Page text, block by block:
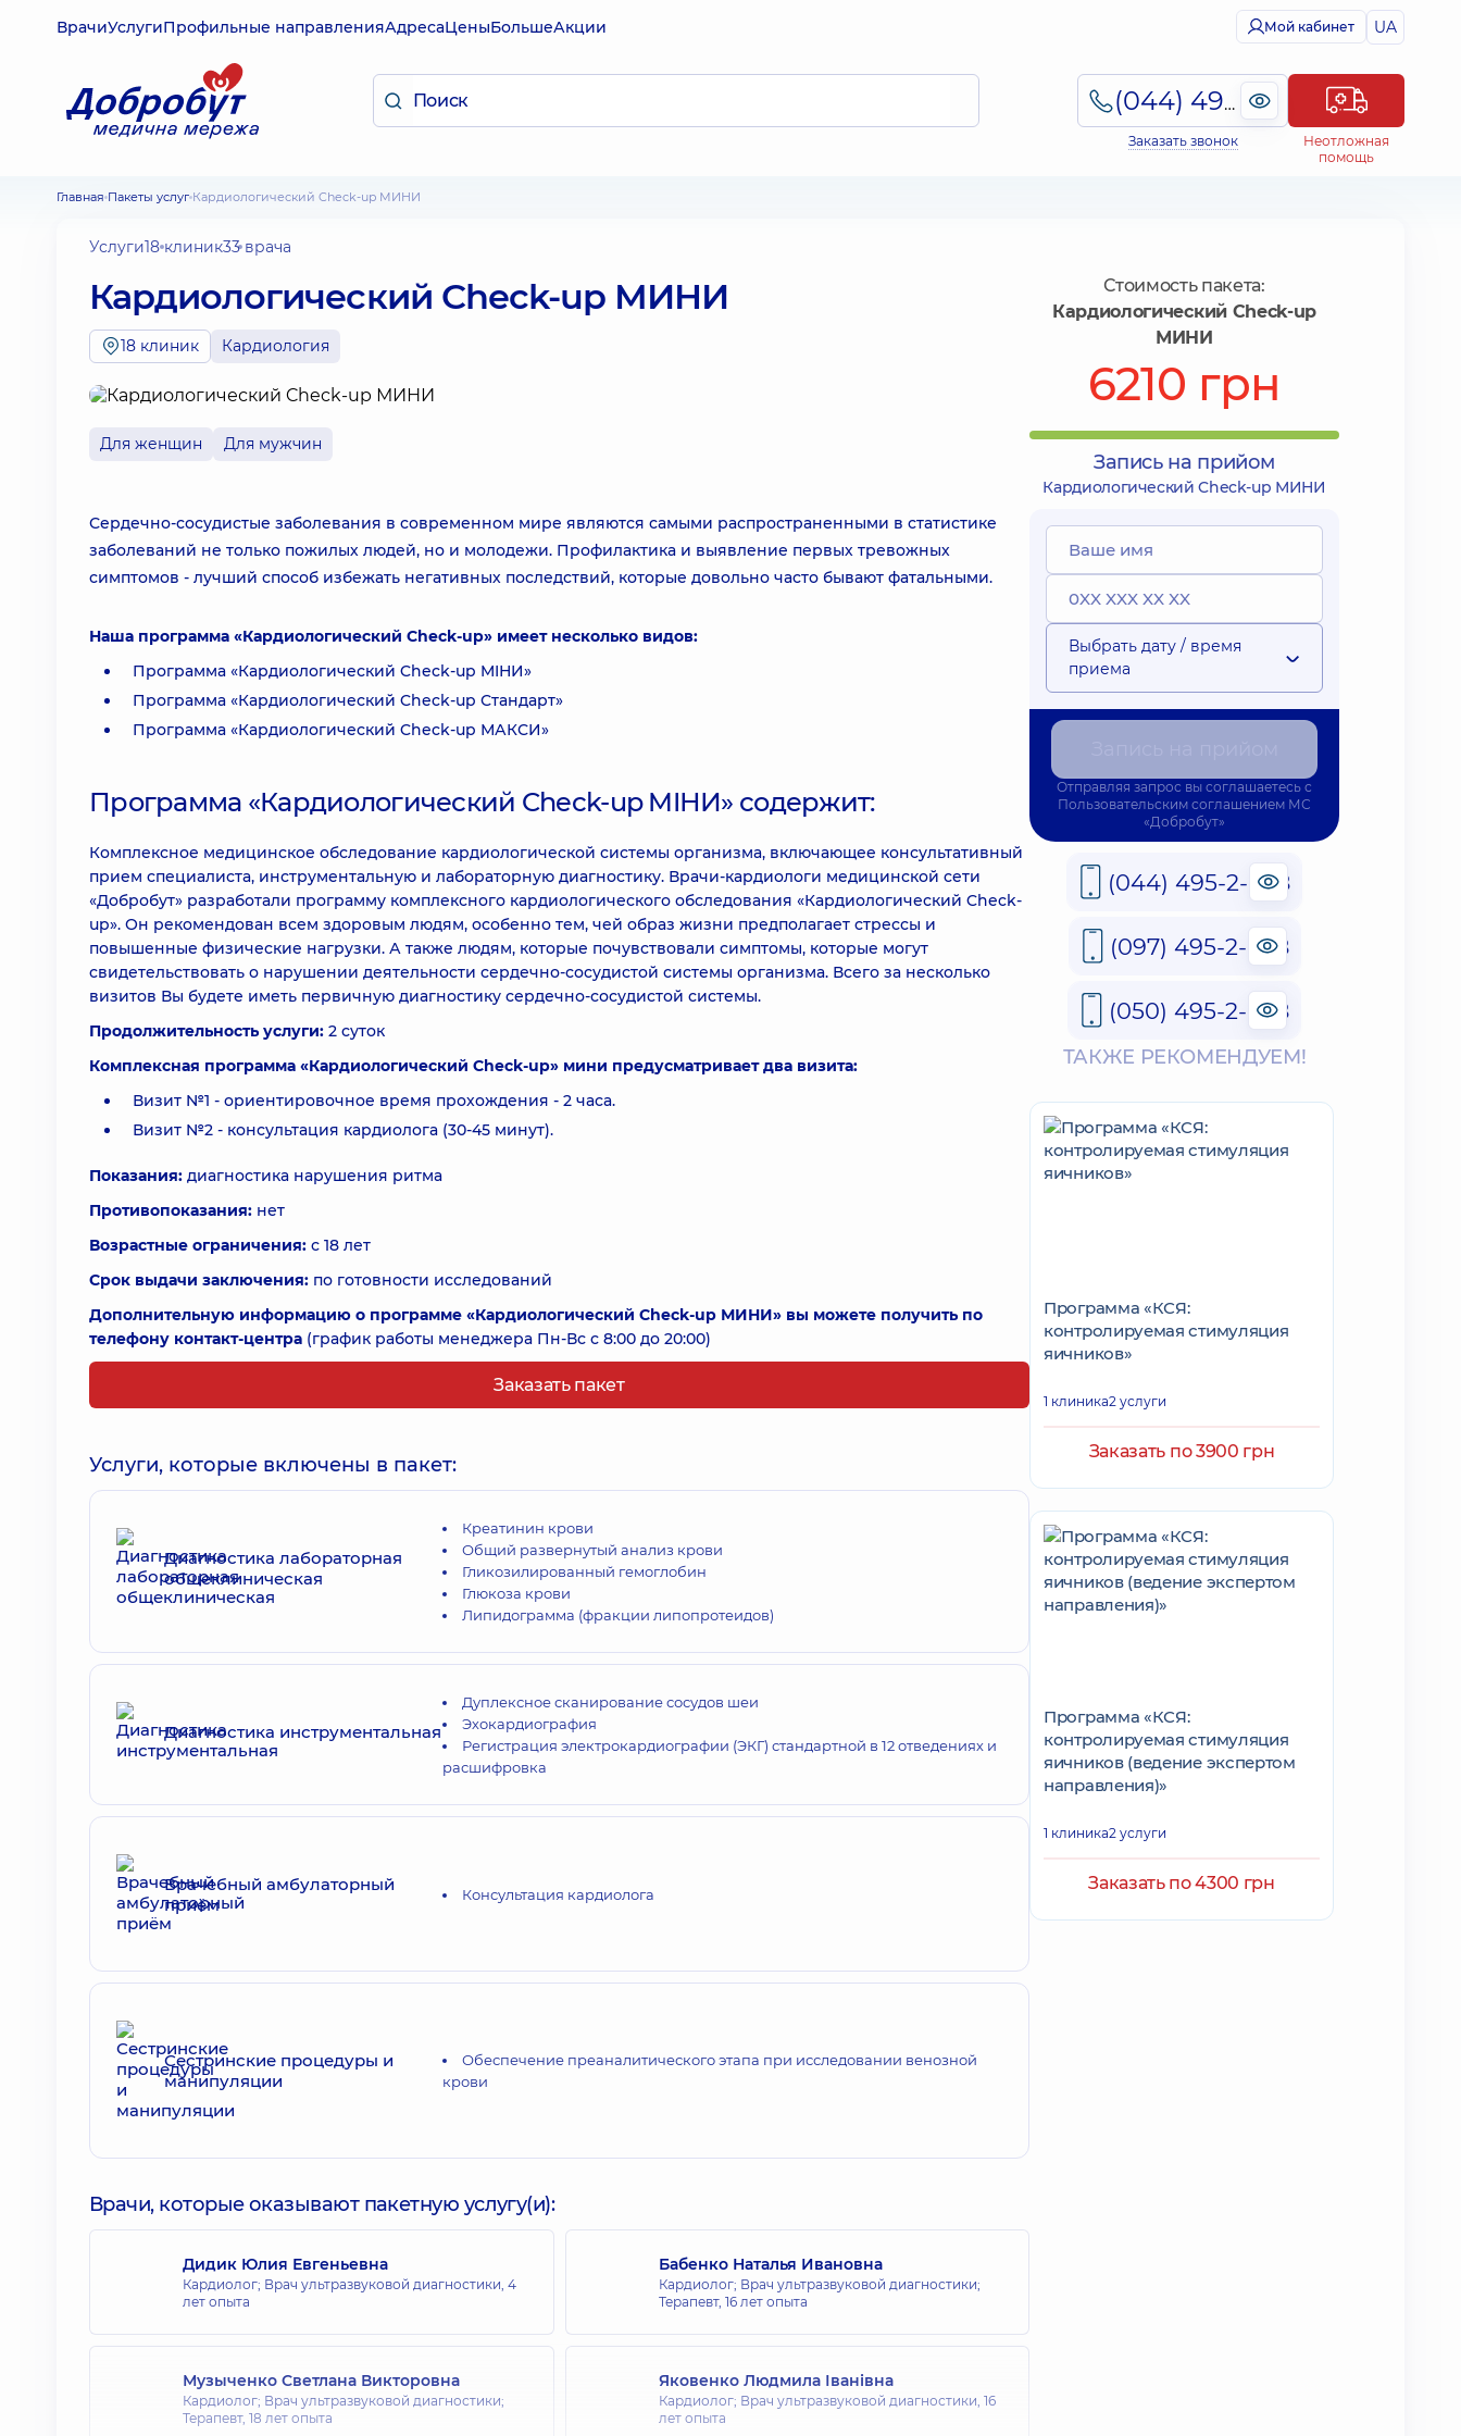
ВрачиУслугиПрофильные направленияАдресаЦеныБольшеАкции Мой кабинет UA
(044) 495-2-888
Заказать звонок
Неотложная
помощь
Главная Пакеты услуг Кардиологический Check-up МИНИ
Услуги18 клиник33 врача
Кардиологический Check-up МИНИ
18 клиник Кардиология
Для женщин Для мужчин
Сердечно-сосудистые заболевания в современном мире являются самыми распространенными в статистике
заболеваний не только пожилых людей, но и молодежи. Профилактика и выявление первых тревожных
симптомов - лучший способ избежать негативных последствий, которые довольно часто бывают фатальными.
Наша программа «Кардиологический Check-up» имеет несколько видов:
Программа «Кардиологический Check-up MIНИ»
Программа «Кардиологический Check-up Стандарт»
Программа «Кардиологический Check-up МАКСИ»
Программа «Кардиологический Check-up MIНИ» содержит:
Комплексное медицинское обследование кардиологической системы организма, включающее консультативный
прием специалиста, инструментальную и лабораторную диагностику. Врачи-кардиологи медицинской сети
«Добробут» разработали программу комплексного кардиологического обследования «Кардиологический Check-
up». Он рекомендован всем здоровым людям, особенно тем, чей образ жизни предполагает стрессы и
повышенные физические нагрузки. А также людям, которые почувствовали симптомы, которые могут
свидетельствовать о нарушении деятельности сердечно-сосудистой системы организма. Всего за несколько
визитов Вы будете иметь первичную диагностику сердечно-сосудистой системы.
Продолжительность услуги: 2 суток
Комплексная программа «Кардиологический Check-up» мини предусматривает два визита:
Визит №1 - ориентировочное время прохождения - 2 часа.
Визит №2 - консультация кардиолога (30-45 минут).
Показания: диагностика нарушения ритма
Противопоказания: нет
Возрастные ограничения: с 18 лет
Срок выдачи заключения: по готовности исследований
Дополнительную информацию о программе «Кардиологический Check-up МИНИ» вы можете получить по
телефону контакт-центра (график работы менеджера Пн-Вс с 8:00 до 20:00)
Заказать пакет
Услуги, которые включены в пакет:
Диагностика лабораторная
общеклиническая
Креатинин крови
Общий развернутый анализ крови
Гликозилированный гемоглобин
Глюкоза крови
Липидограмма (фракции липопротеидов)
Диагностика инструментальная
Дуплексное сканирование сосудов шеи
Эхокардиография
Регистрация электрокардиографии (ЭКГ) стандартной в 12 отведениях и
расшифровка
Врачебный амбулаторный
приём
Консультация кардиолога
Сестринские процедуры и
манипуляции
Обеспечение преаналитического этапа при исследовании венозной
крови
Врачи, которые оказывают пакетную услугу(и):
Дидик Юлия Евгеньевна
Кардиолог; Врач ультразвуковой диагностики, 4
лет опыта
Бабенко Наталья Ивановна
Кардиолог; Врач ультразвуковой диагностики;
Терапевт, 16 лет опыта
Музыченко Светлана Викторовна
Кардиолог; Врач ультразвуковой диагностики;
Терапевт, 18 лет опыта
Яковенко Людмила Іванівна
Кардиолог; Врач ультразвуковой диагностики, 16
лет опыта
Стоимость пакета:
Кардиологический Check-up
МИНИ
6210 грн
Запись на прийом
Кардиологический Check-up МИНИ
Выбрать дату / время
приема
Отправляя запрос вы соглашаетесь с
Пользовательским соглашением МС
«Добробут»
(044) 495-2-888
(097) 495-2-888
(050) 495-2-888
ТАКЖЕ РЕКОМЕНДУЕМ!
Программа «КСЯ:
контролируемая стимуляция
яичников»
1 клиника2 услуги
Заказать по 3900 грн
Программа «КСЯ:
контролируемая стимуляция
яичников (ведение экспертом
направления)»
1 клиника2 услуги
Заказать по 4300 грн